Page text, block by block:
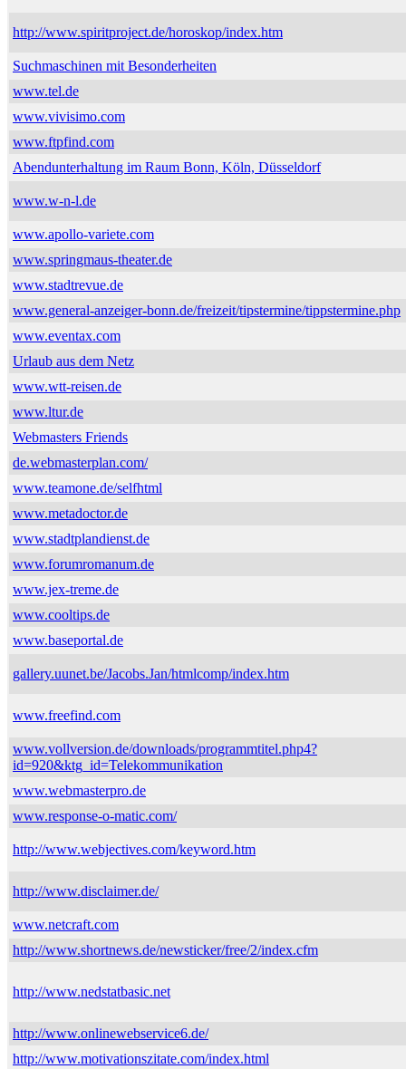
http://www.spiritproject.de/horoskop/index.htm
Suchmaschinen mit Besonderheiten
www.tel.de
www.vivisimo.com
www.ftpfind.com
Abendunterhaltung im Raum Bonn, Köln, Düsseldorf
www.w-n-l.de
www.apollo-variete.com
www.springmaus-theater.de
www.stadtrevue.de
www.general-anzeiger-bonn.de/freizeit/tipstermine/tippstermine.php
www.eventax.com
Urlaub aus dem Netz
www.wtt-reisen.de
www.ltur.de
Webmasters Friends
de.webmasterplan.com/
www.teamone.de/selfhtml
www.metadoctor.de
www.stadtplandienst.de
www.forumromanum.de
www.jex-treme.de
www.cooltips.de
www.baseportal.de
gallery.uunet.be/Jacobs.Jan/htmlcomp/index.htm
www.freefind.com
www.vollversion.de/downloads/programmtitel.php4?
id=920&ktg_id=Telekommunikation
www.webmasterpro.de
www.response-o-matic.com/
http://www.webjectives.com/keyword.htm
http://www.disclaimer.de/
www.netcraft.com
http://www.shortnews.de/newsticker/free/2/index.cfm
http://www.nedstatbasic.net
http://www.onlinewebservice6.de/
http://www.motivationszitate.com/index.html